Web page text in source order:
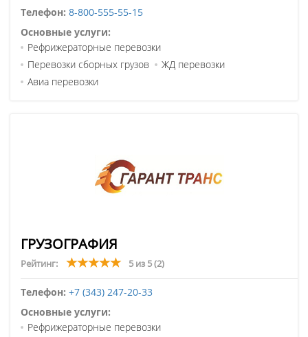
Телефон: 8-800-555-55-15
Основные услуги:
Рефрижераторные перевозки
Перевозки сборных грузов
ЖД перевозки
Авиа перевозки
ГРУЗОГРАФИЯ
Рейтинг: 5 из 5(2)
Телефон: +7 (343) 247-20-33
Основные услуги:
Рефрижераторные перевозки